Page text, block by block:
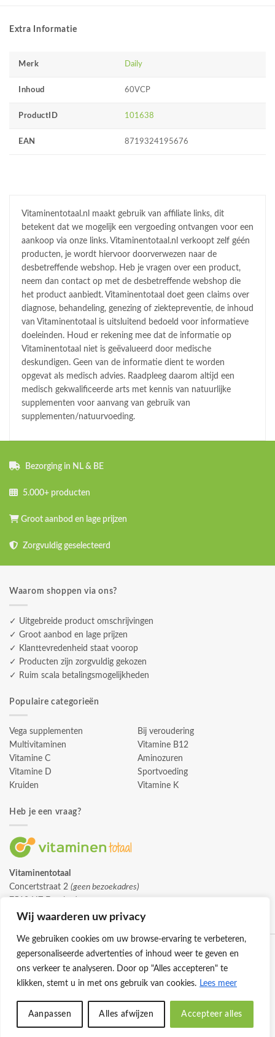
Wij waarderen uw privacy
We gebruiken cookies om uw browse-ervaring te verbeteren,
gepersonaliseerde advertenties of inhoud weer te geven en
ons verkeer te analyseren. Door op "Alles accepteren" te
klikken, stemt u in met ons gebruik van cookies. Lees meer
Aanpassen Alles afwijzen Accepteer alles
Extra Informatie
Merk Daily
Inhoud 60VCP
ProductID 101638
EAN 8719324195676
Vitaminentotaal.nl maakt gebruik van affiliate links, dit
betekent dat we mogelijk een vergoeding ontvangen voor een
aankoop via onze links. Vitaminentotaal.nl verkoopt zelf géén
producten, je wordt hiervoor doorverwezen naar de
desbetreffende webshop. Heb je vragen over een product,
neem dan contact op met de desbetreffende webshop die
het product aanbiedt. Vitaminentotaal doet geen claims over
diagnose, behandeling, genezing of ziektepreventie, de inhoud
van Vitaminentotaal is uitsluitend bedoeld voor informatieve
doeleinden. Houd er rekening mee dat de informatie op
Vitaminentotaal niet is geëvalueerd door medische
deskundigen. Geen van de informatie dient te worden
opgevat als medisch advies. Raadpleeg daarom altijd een
medisch gekwalificeerde arts met kennis van natuurlijke
supplementen voor aanvang van gebruik van
supplementen/natuurvoeding.
Bezorging in NL & BE
5.000+ producten
Groot aanbod en lage prijzen
Zorgvuldig geselecteerd
Waarom shoppen via ons?
✓ Uitgebreide product omschrijvingen
✓ Groot aanbod en lage prijzen
✓ Klanttevredenheid staat voorop
✓ Producten zijn zorgvuldig gekozen
✓ Ruim scala betalingsmogelijkheden
Populaire categorieën
Vega supplementen
Multivitaminen
Vitamine C
Vitamine D
Kruiden
Bij veroudering
Vitamine B12
Aminozuren
Sportvoeding
Vitamine K
Heb je een vraag?
Vitaminentotaal
Concertstraat 2 (geen bezoekadres)
info@vitaminentotaal.nl
© 2026 -Vitaminentotaal.nl